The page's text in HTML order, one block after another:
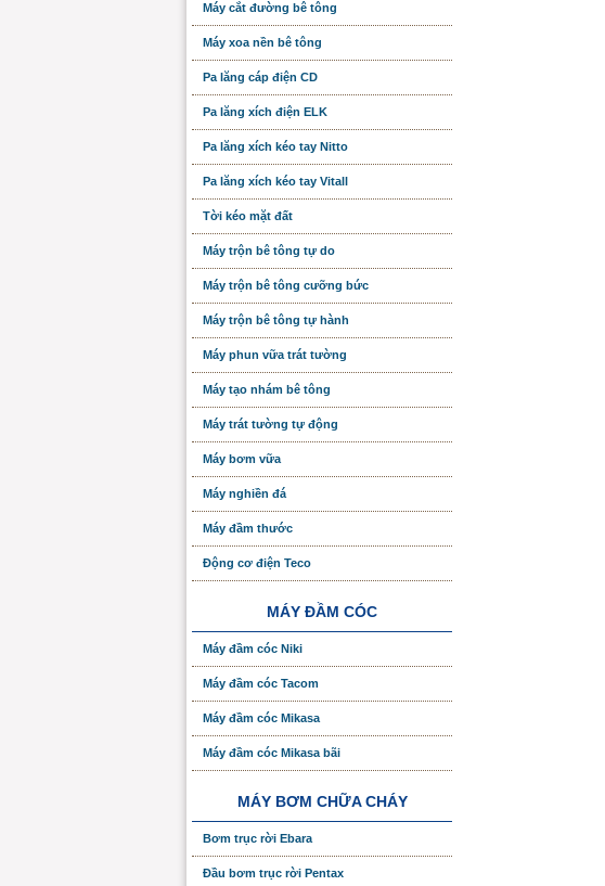
Máy cắt đường bê tông
Máy xoa nền bê tông
Pa lăng cáp điện CD
Pa lăng xích điện ELK
Pa lăng xích kéo tay Nitto
Pa lăng xích kéo tay Vitall
Tời kéo mặt đất
Máy trộn bê tông tự do
Máy trộn bê tông cưỡng bức
Máy trộn bê tông tự hành
Máy phun vữa trát tường
Máy tạo nhám bê tông
Máy trát tường tự động
Máy bơm vữa
Máy nghiền đá
Máy đầm thước
Động cơ điện Teco
MÁY ĐẦM CÓC
Máy đầm cóc Niki
Máy đầm cóc Tacom
Máy đầm cóc Mikasa
Máy đầm cóc Mikasa bãi
MÁY BƠM CHỮA CHÁY
Bơm trục rời Ebara
Đầu bơm trục rời Pentax